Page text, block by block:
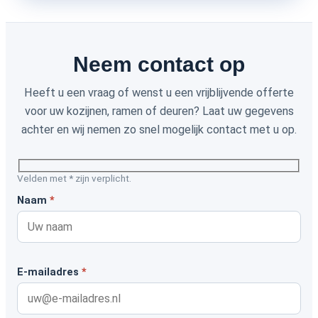
Neem contact op
Heeft u een vraag of wenst u een vrijblijvende offerte
voor uw kozijnen, ramen of deuren? Laat uw gegevens
achter en wij nemen zo snel mogelijk contact met u op.
Velden met* zijn verplicht.
Naam *
E-mailadres *